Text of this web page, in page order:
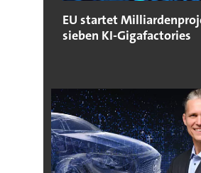
EU startet
sieben KI-Gigafactories